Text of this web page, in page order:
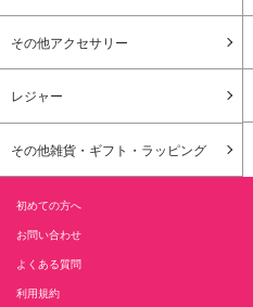
その他アクセサリー
レジャー
その他雑貨・ギフト・ラッピング
初めての方へ
お問い合わせ
よくある質問
利用規約